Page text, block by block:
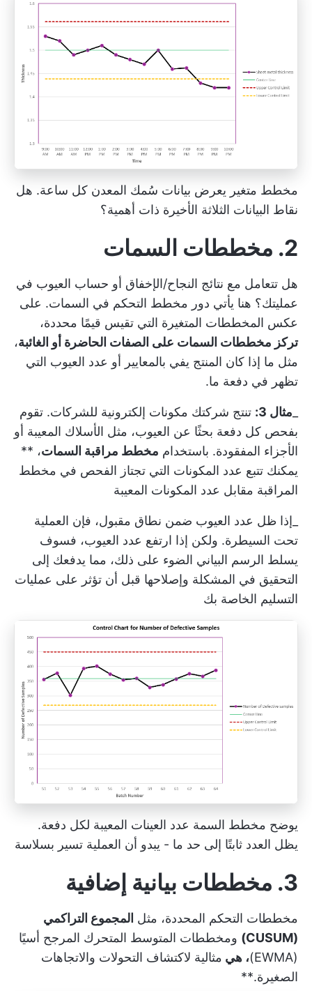
مخطط متغير يعرض بيانات سُمك المعدن كل ساعة. هل
نقاط البيانات الثلاثة الأخيرة ذات أهمية؟
2. مخططات السمات
هل تتعامل مع نتائج النجاح/الإخفاق أو حساب العيوب في
عمليتك؟ هنا يأتي دور مخطط التحكم في السمات. على
عكس المخططات المتغيرة التي تقيس قيمًا محددة،
تركز مخططات السمات على الصفات الحاضرة أو الغائبة،
مثل ما إذا كان المنتج يفي بالمعايير أو عدد العيوب التي
تظهر في دفعة ما.
مثال 3:
تنتج شركتك مكونات إلكترونية للشركات. تقوم
بفحص كل دفعة بحثًا عن العيوب، مثل الأسلاك المعيبة أو
الأجزاء المفقودة. باستخدام مخطط مراقبة السمات، **
يمكنك تتبع عدد المكونات التي تجتاز الفحص في مخطط
المراقبة مقابل عدد المكونات المعيبة
_إذا ظل عدد العيوب ضمن نطاق مقبول، فإن العملية
تحت السيطرة. ولكن إذا ارتفع عدد العيوب، فسوف
يسلط الرسم البياني الضوء على ذلك، مما يدفعك إلى
التحقيق في المشكلة وإصلاحها قبل أن تؤثر على عمليات
التسليم الخاصة بك
يوضح مخطط السمة عدد العينات المعيبة لكل دفعة.
يظل العدد ثابتًا إلى حد ما - يبدو أن العملية تسير بسلاسة
3. مخططات بيانية إضافية
مخططات التحكم المحددة، مثل المجموع التراكمي
(CUSUM)
ومخططات المتوسط المتحرك المرجح أسيًا
(EWMA)
، هي مثالية لاكتشاف التحولات والاتجاهات
الصغيرة.**